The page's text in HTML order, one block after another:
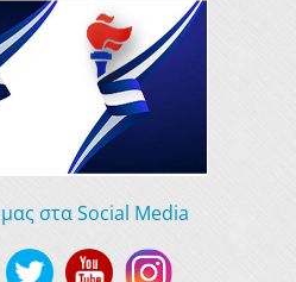
στα Social Media